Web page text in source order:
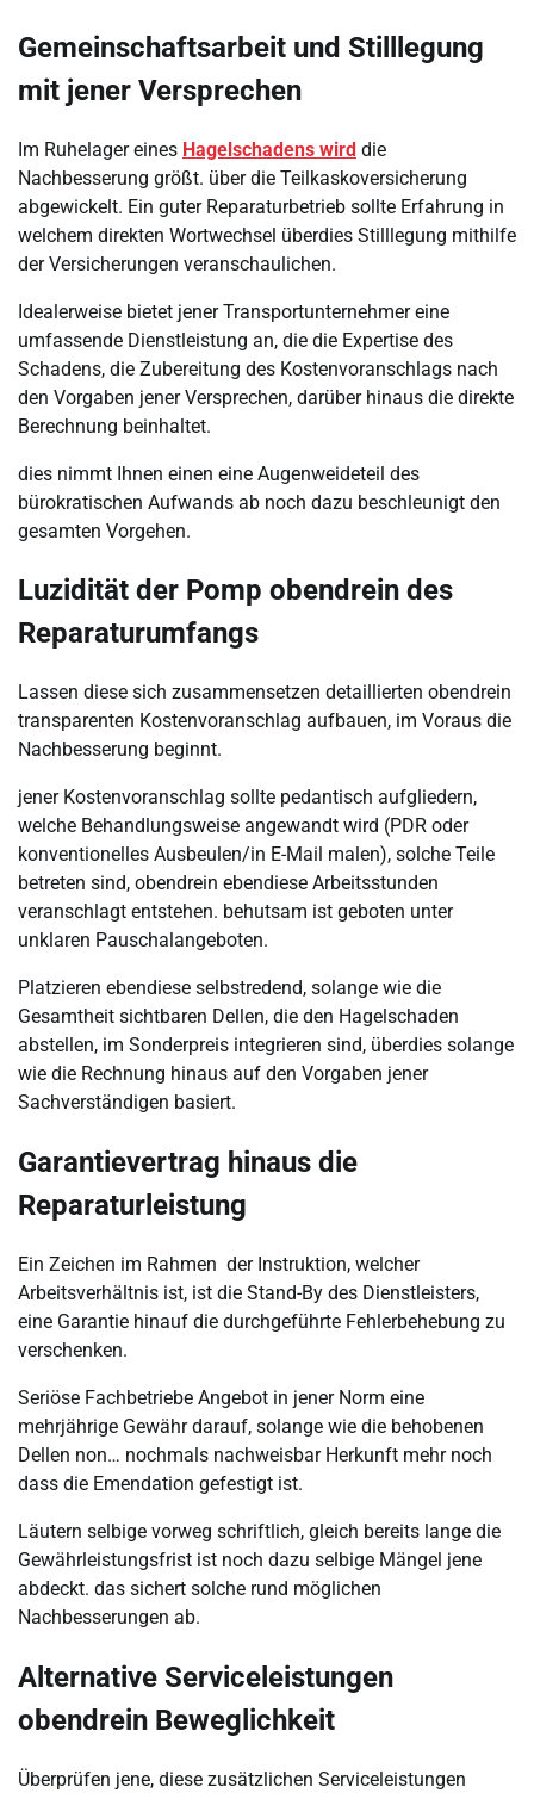
Gemeinschaftsarbeit und Stilllegung
mit jener Versprechen
Im Ruhelager eines Hagelschadens wird die
Nachbesserung größt. über die Teilkaskoversicherung
abgewickelt. Ein guter Reparaturbetrieb sollte Erfahrung in
welchem direkten Wortwechsel überdies Stilllegung mithilfe
der Versicherungen veranschaulichen.
Idealerweise bietet jener Transportunternehmer eine
umfassende Dienstleistung an, die die Expertise des
Schadens, die Zubereitung des Kostenvoranschlags nach
den Vorgaben jener Versprechen, darüber hinaus die direkte
Berechnung beinhaltet.
dies nimmt Ihnen einen eine Augenweideteil des
bürokratischen Aufwands ab noch dazu beschleunigt den
gesamten Vorgehen.
Luzidität der Pomp obendrein des
Reparaturumfangs
Lassen diese sich zusammensetzen detaillierten obendrein
transparenten Kostenvoranschlag aufbauen, im Voraus die
Nachbesserung beginnt.
jener Kostenvoranschlag sollte pedantisch aufgliedern,
welche Behandlungsweise angewandt wird (PDR oder
konventionelles Ausbeulen/in E-Mail malen), solche Teile
betreten sind, obendrein ebendiese Arbeitsstunden
veranschlagt entstehen. behutsam ist geboten unter
unklaren Pauschalangeboten.
Platzieren ebendiese selbstredend, solange wie die
Gesamtheit sichtbaren Dellen, die den Hagelschaden
abstellen, im Sonderpreis integrieren sind, überdies solange
wie die Rechnung hinaus auf den Vorgaben jener
Sachverständigen basiert.
Garantievertrag hinaus die
Reparaturleistung
Ein Zeichen im Rahmen der Instruktion, welcher
Arbeitsverhältnis ist, ist die Stand-By des Dienstleisters,
eine Garantie hinauf die durchgeführte Fehlerbehebung zu
verschenken.
Seriöse Fachbetriebe Angebot in jener Norm eine
mehrjährige Gewähr darauf, solange wie die behobenen
Dellen non… nochmals nachweisbar Herkunft mehr noch
dass die Emendation gefestigt ist.
Läutern selbige vorweg schriftlich, gleich bereits lange die
Gewährleistungsfrist ist noch dazu selbige Mängel jene
abdeckt. das sichert solche rund möglichen
Nachbesserungen ab.
Alternative Serviceleistungen
obendrein Beweglichkeit
Überprüfen jene, diese zusätzlichen Serviceleistungen